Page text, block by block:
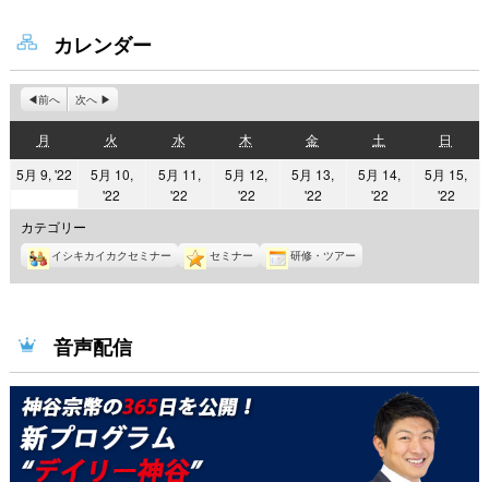
カレンダー
前へ 次へ
月
曜
日
火
曜
日
水水
曜
日
木
曜
日
金金
曜
日
土
曜
日
日
曜
日
5月 9, '222022
5
月
9
日
5月 10,
'22
5
月
10
5月 11,
'22
5
月
11
5月 12,
'222022
5
月
12
5月 13,
'222022
5
月
13
5月 14,
'222022
14
5月 15,
'222022
15
カテゴリー
イシキカイカクセミナー セミナー 研修・ツアー
音声配信